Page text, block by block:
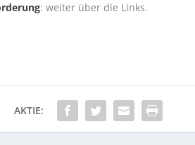
: weiter über die Links.
AKTIE: